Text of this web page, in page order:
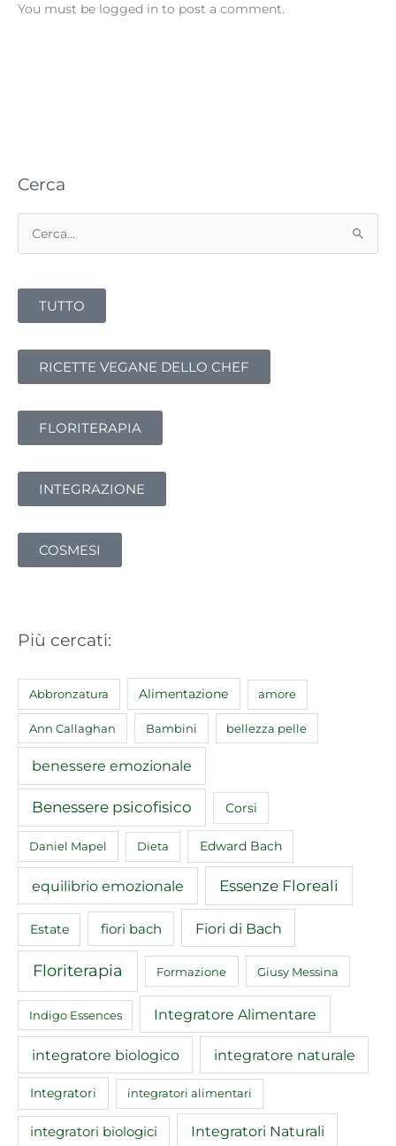
You must be logged in to post a comment.
Cerca
r
TUTTO
RICETTE VEGANE DELLO CHEF
FLORITERAPIA
INTEGRAZIONE
COSMESI
Più cercati:
Abbronzatura Alimentazione amore
Ann Callaghan Bambini bellezza pelle
benessere emozionale
Benessere psicofisico Corsi
Daniel Mapel Dieta Edward Bach
equilibrio emozionale Essenze Floreali
Estate fiori bach Fiori di Bach
Floriterapia Formazione Giusy Messina
Indigo Essences Integratore Alimentare
integratore biologico integratore naturale
Integratori integratori alimentari
integratori biologici Integratori Naturali